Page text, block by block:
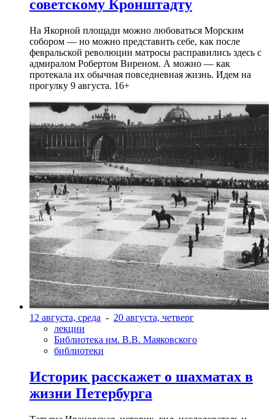
советскому Кронштадту
На Якорной площади можно любоваться Морским
собором — но можно представить себе, как после
февральской революции матросы расправились здесь с
адмиралом Робертом Виреном. А можно — как
протекала их обычная повседневная жизнь. Идем на
прогулку 9 августа. 16+
12 августа, среда - 20 августа, четверг
лекции
Библиотека им. В.В. Маяковского
библиотеки
Историк расскажет о шахматах в
жизни Петербурга